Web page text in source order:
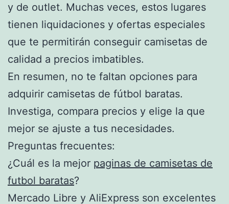
y de outlet. Muchas veces, estos lugares
tienen liquidaciones y ofertas especiales
que te permitirán conseguir camisetas de
calidad a precios imbatibles.
En resumen, no te faltan opciones para
adquirir camisetas de fútbol baratas.
Investiga, compara precios y elige la que
mejor se ajuste a tus necesidades.
Preguntas frecuentes:
¿Cuál es la mejor paginas de camisetas de
futbol baratas?
Mercado Libre y AliExpress son excelentes